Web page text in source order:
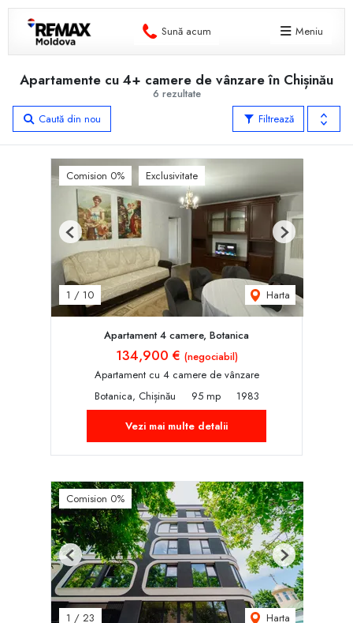
Sună acum Meniu
6 rezultate
Apartamente cu 4+ camere de vânzare în Chișinău
Filtrează
Caută din nou
Comision 0% Exclusivitate
1 / 10 Harta
Previous Next
Apartament 4 camere, Botanica
134,900 € (negociabil)
Apartament cu 4 camere de vânzare
Botanica, Chișinău
95 mp
1983
Vezi mai multe detalii
Comision 0%
1 / 23 Harta
Previous Next